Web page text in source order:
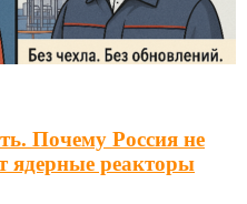
Почему Россия не
ядерные реакторы